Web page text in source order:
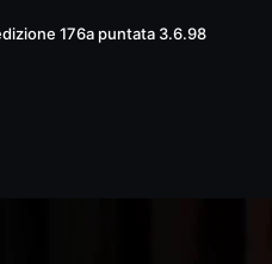
176a puntata 3.6.98